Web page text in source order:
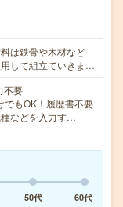
は鉄骨や木材など
して組立ていきま…
不要
もOK！履歴書不要
などを入力す…
50代 60代